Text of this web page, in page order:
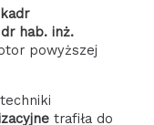
dr hab. inż.
powyższej
trafiła do